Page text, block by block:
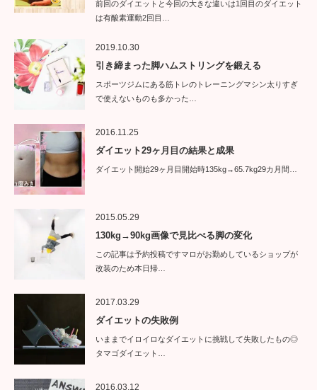
前回のダイエットと今回の大きな違いは1回目のダイエット
は有酸素運動2回目…
2019.10.30
引き締まった脚ハムストリングを鍛える
スポーツジムにある筋トレのトレーニングマシン太りすぎ
で使えないものも多かった…
2016.11.25
ダイエット29ヶ月目の結果と成果
ダイエット開始29ヶ月目開始時135kg→65.7kg29カ月間…
2015.05.29
130kg→90kg画像で見比べる脚の変化
この記事は予約投稿ですマロがお勤めしているショップが
改装のため本日帰…
2017.03.29
ダイエットの失敗例
いままでイロイロなダイエットに挑戦して失敗したもの◎
タマゴダイエット…
2016.03.12